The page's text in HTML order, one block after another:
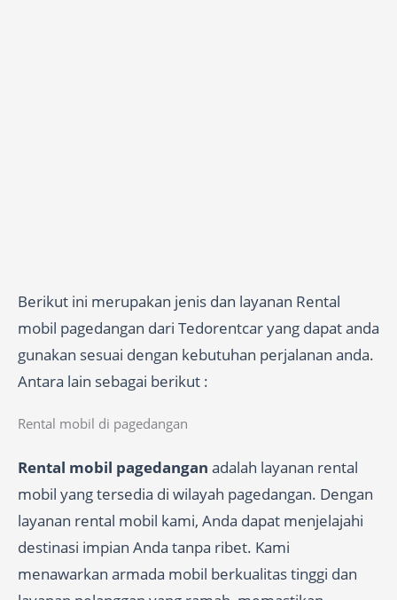
Berikut ini merupakan jenis dan layanan Rental
mobil pagedangan dari Tedorentcar yang dapat anda
gunakan sesuai dengan kebutuhan perjalanan anda.
Antara lain sebagai berikut :
Rental mobil di pagedangan
Rental mobil pagedangan adalah layanan rental
mobil yang tersedia di wilayah pagedangan. Dengan
layanan rental mobil kami, Anda dapat menjelajahi
destinasi impian Anda tanpa ribet. Kami
menawarkan armada mobil berkualitas tinggi dan